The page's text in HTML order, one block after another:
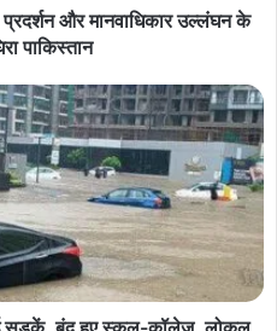
और मानवाधिकार उल्लंघन के
पाकिस्तान